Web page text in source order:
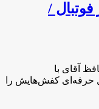
فوتبال /
آقای با
از 19 سال فوتبال حرفه‌ای کفش‌هایش را